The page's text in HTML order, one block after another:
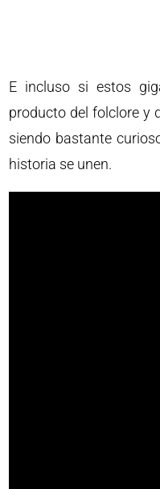
E incluso si estos
producto del folclore y
siendo bastante
historia se unen.